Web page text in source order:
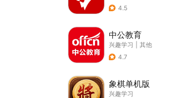
4.5
中公教育
兴趣学习
其他
4.7
象棋单机版
兴趣学习